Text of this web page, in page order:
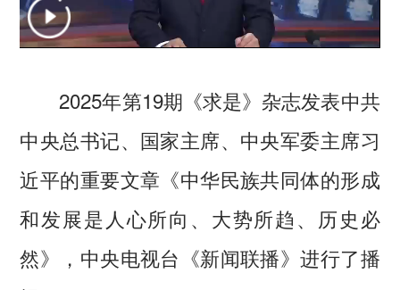
2025年第19期《求是》杂志发表中共
中央总书记、国家主席、中央军委主席习
近平的重要文章《中华民族共同体的形成
和发展是人心所向、大势所趋、历史必
然》，中央电视台《新闻联播》进行了播